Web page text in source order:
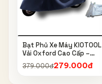
Bạt Phủ Xe Máy KIOTOOL
Vải Oxford Cao Cấp –
Chống Nắng, Chống Mưa,
Chống Bụi, Chống Tia UV,
379.000đ279.000đ